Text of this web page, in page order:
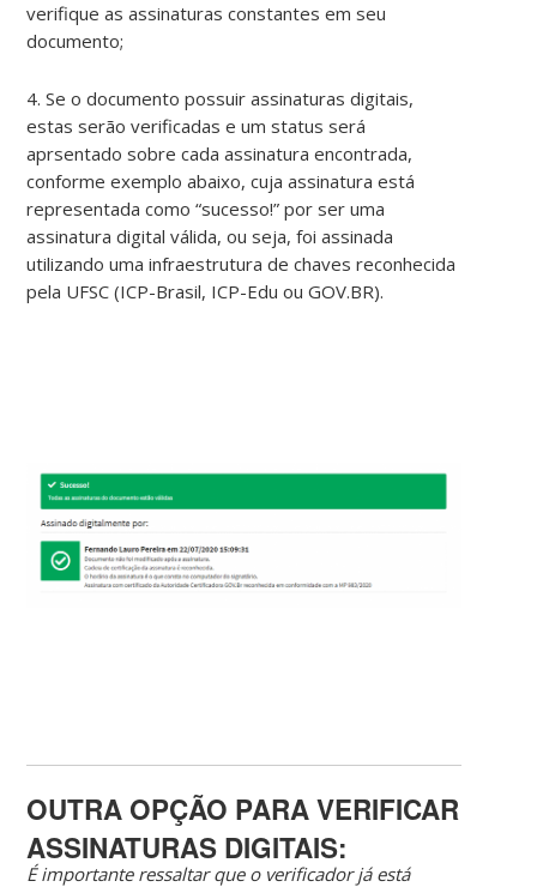
verifique as assinaturas constantes em seu
documento;
4. Se o documento possuir assinaturas digitais,
estas serão verificadas e um status será
aprsentado sobre cada assinatura encontrada,
conforme exemplo abaixo, cuja assinatura está
representada como “sucesso!” por ser uma
assinatura digital válida, ou seja, foi assinada
utilizando uma infraestrutura de chaves reconhecida
pela UFSC (ICP-Brasil, ICP-Edu ou GOV.BR).
OUTRA OPÇÃO PARA VERIFICAR
ASSINATURAS DIGITAIS:
É importante ressaltar que o verificador já está